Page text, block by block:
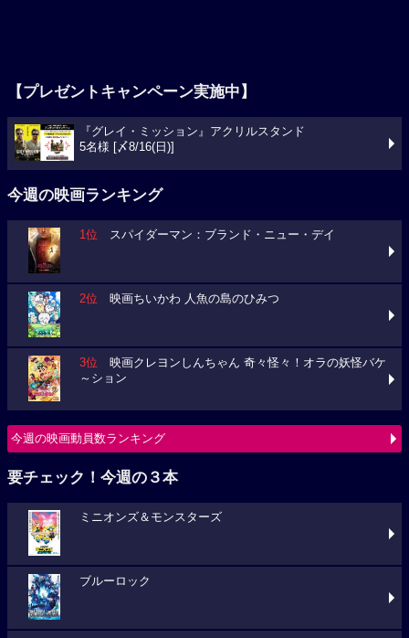
【プレゼントキャンペーン実施中】
『グレイ・ミッション』アクリルスタンド
5名様 [〆8/16(日)]
今週の映画ランキング
1位 スパイダーマン：ブランド・ニュー・デイ
2位 映画ちいかわ 人魚の島のひみつ
3位 映画クレヨンしんちゃん 奇々怪々！オラの妖怪バケ
～ション
今週の映画動員数ランキング
要チェック！今週の３本
ミニオンズ＆モンスターズ
ブルーロック